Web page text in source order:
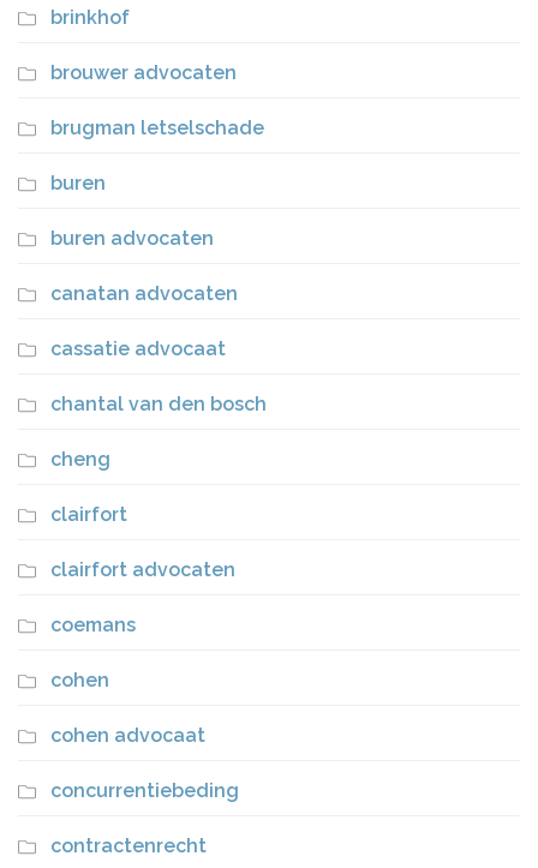
brinkhof
brouwer advocaten
brugman letselschade
buren
buren advocaten
canatan advocaten
cassatie advocaat
chantal van den bosch
cheng
clairfort
clairfort advocaten
coemans
cohen
cohen advocaat
concurrentiebeding
contractenrecht